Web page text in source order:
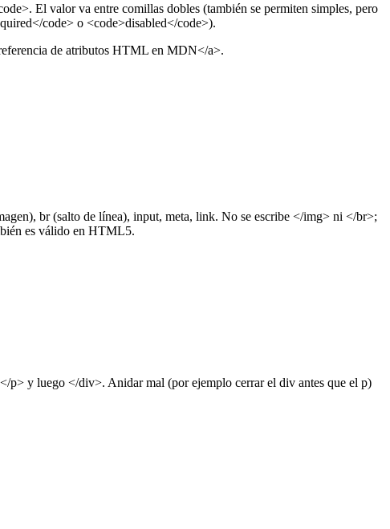
El valor va entre comillas dobles (también se permiten simples, pero
code> o <code>disabled</code>).
de atributos HTML en MDN</a>.
br (salto de línea), input, meta, link. No se escribe </img> ni </br>;
es válido en HTML5.
p> y luego </div>. Anidar mal (por ejemplo cerrar el div antes que el p)